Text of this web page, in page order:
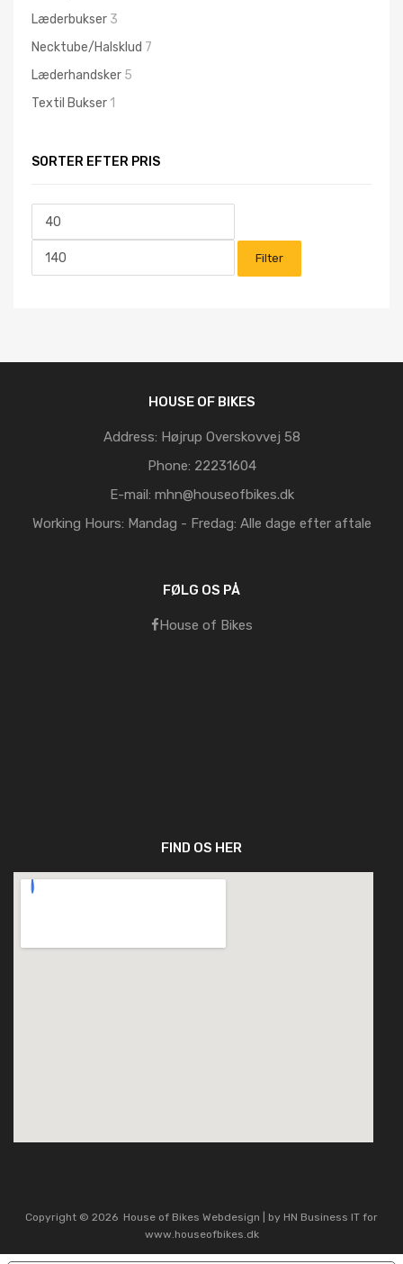
Læderbukser 3
Necktube/Halsklud 7
Læderhandsker 5
Textil Bukser 1
SORTER EFTER PRIS
Mindste
Filter
HOUSE OF BIKES
Address: Højrup Overskovvej 58
Phone: 22231604
E-mail: mhn@houseofbikes.dk
Working Hours: Mandag - Fredag: Alle dage efter aftale
FØLG OS PÅ
House of Bikes
FIND OS HER
Copyright © 2026 House of Bikes Webdesign | by HN Business IT for
www.houseofbikes.dk